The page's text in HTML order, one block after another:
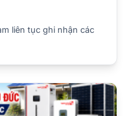
liên tục ghi nhận các